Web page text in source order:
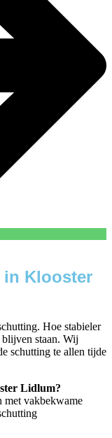
in Klooster
Hoe stabieler
staan. Wij
schutting te allen tijde
Lidlum?
met vakbekwame